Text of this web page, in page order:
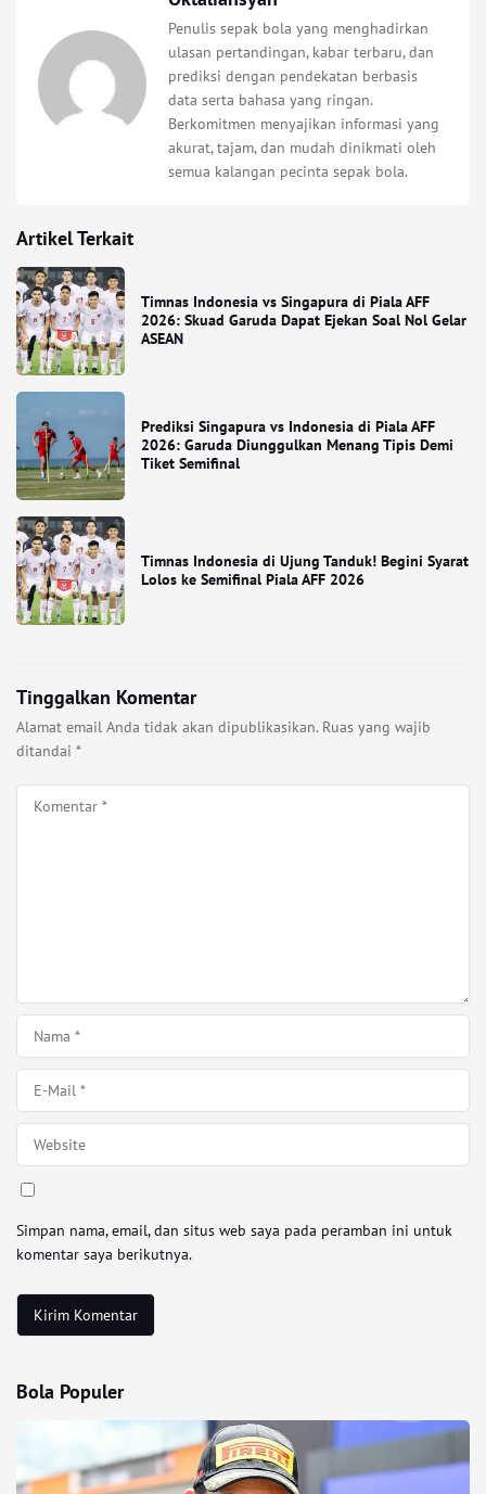
Penulis sepak bola yang menghadirkan
ulasan pertandingan, kabar terbaru, dan
prediksi dengan pendekatan berbasis
data serta bahasa yang ringan.
Berkomitmen menyajikan informasi yang
akurat, tajam, dan mudah dinikmati oleh
semua kalangan pecinta sepak bola.
Artikel Terkait
Timnas Indonesia vs Singapura di Piala AFF
2026: Skuad Garuda Dapat Ejekan Soal Nol Gelar
ASEAN
Prediksi Singapura vs Indonesia di Piala AFF
2026: Garuda Diunggulkan Menang Tipis Demi
Tiket Semifinal
Timnas Indonesia di Ujung Tanduk! Begini Syarat
Lolos ke Semifinal Piala AFF 2026
Tinggalkan Komentar
Alamat email Anda tidak akan dipublikasikan. Ruas yang wajib
ditandai *
Simpan nama, email, dan situs web saya pada peramban ini untuk
komentar saya berikutnya.
Bola Populer